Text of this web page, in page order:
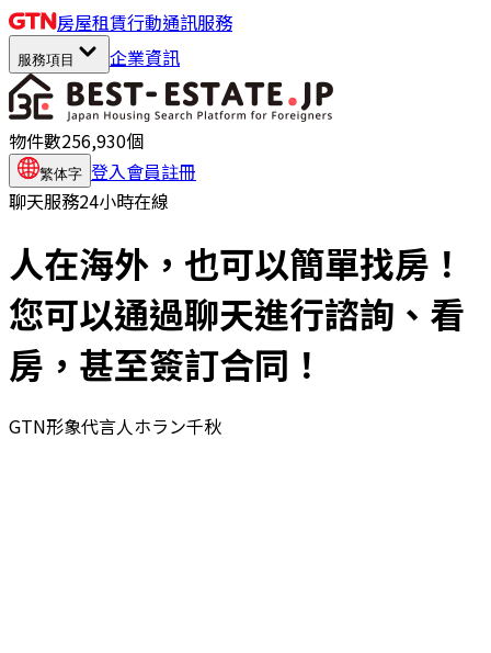
房屋租賃行動通訊服務
服務項目 企業資訊
物件數256,930個
繁体字 登入會員註冊
聊天服務24小時在線
人在海外，也可以簡單找房！
您可以通過聊天進行諮詢、 看
房，甚至簽訂合同！
GTN形象代言人ホラン千秋